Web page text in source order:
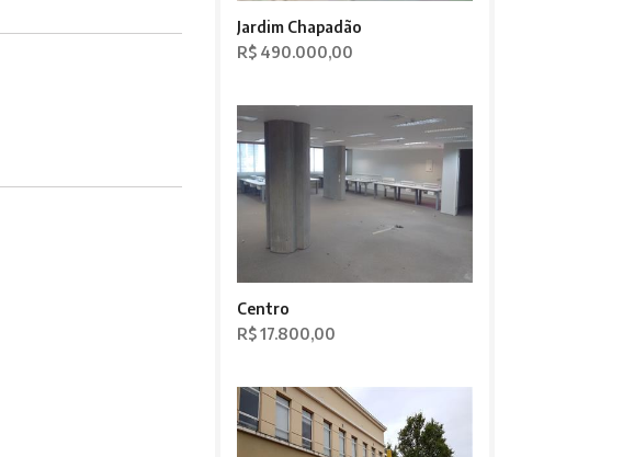
Jardim Chapadão
R$ 490.000,00
Centro
R$ 17.800,00